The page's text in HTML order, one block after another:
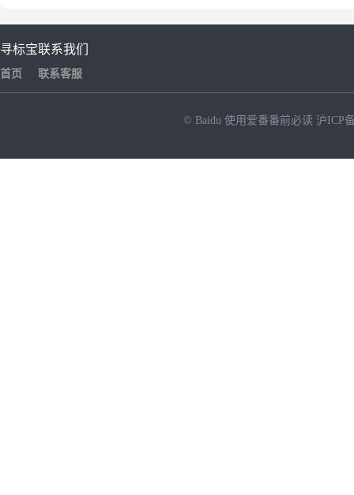
寻标宝
首页
联系我们
联系客服
© Baidu 使用爱番番前必读 沪ICP